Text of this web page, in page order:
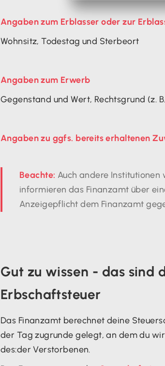
Angaben zum Erblasser oder zur
Wohnsitz, Todestag und Sterbeort
Angaben zum Erwerb
Gegenstand und Wert, Rechtsgrund (z.
Angaben zu ggfs. bereits erhaltenen
Beachte: Auch andere
informieren das Finanzamt über
Anzeigepflicht dem Finanzamt
Gut zu wissen - das sind
Erbschaftsteuer
Das Finanzamt berechnet deine
der Tag zugrunde gelegt, an dem du
des:der Verstorbenen.